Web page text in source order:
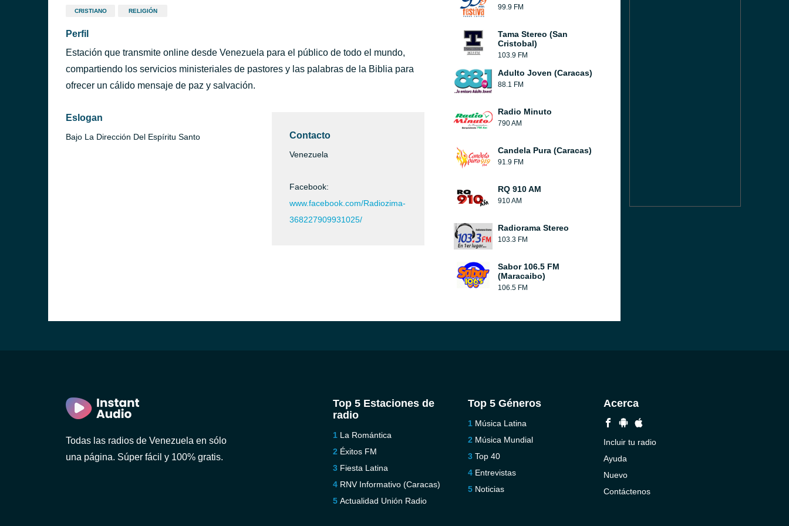
CRISTIANO RELIGIÓN
Perfil
Estación que transmite online desde Venezuela para el público de todo el mundo,
compartiendo los servicios ministeriales de pastores y las palabras de la Biblia para
ofrecer un cálido mensaje de paz y salvación.
Eslogan
Bajo La Dirección Del Espíritu Santo Contacto
Venezuela
Facebook:
www.facebook.com/Radiozima-
368227909931025/
99.9 FM
Tama Stereo (San
Cristobal)
103.9 FM
Adulto Joven (Caracas)
88.1 FM
Radio Minuto
790 AM
Candela Pura (Caracas)
91.9 FM
RQ 910 AM
910 AM
Radiorama Stereo
103.3 FM
Sabor 106.5 FM
(Maracaibo)
106.5 FM
Todas las radios de Venezuela en sólo
una página. Súper fácil y 100% gratis.
Top 5 Estaciones de
radio
La Romántica
Éxitos FM
Fiesta Latina
RNV Informativo (Caracas)
Actualidad Unión Radio
Top 5 Géneros
Música Latina
Música Mundial
Top 40
Entrevistas
Noticias
Acerca
Incluir tu radio
Ayuda
Nuevo
Contáctenos